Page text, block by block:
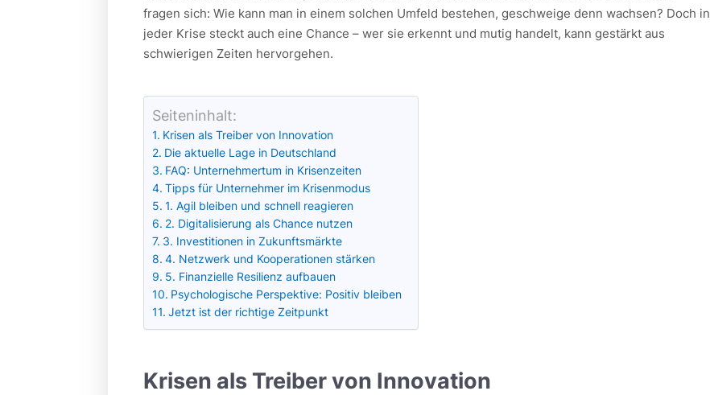
fragen sich: Wie kann man in einem solchen Umfeld bestehen, geschweige denn wachsen? Doch in
jeder Krise steckt auch eine Chance – wer sie erkennt und mutig handelt, kann gestärkt aus
schwierigen Zeiten hervorgehen.
Seiteninhalt:
Krisen als Treiber von Innovation
Die aktuelle Lage in Deutschland
FAQ: Unternehmertum in Krisenzeiten
Tipps für Unternehmer im Krisenmodus
1. Agil bleiben und schnell reagieren
2. Digitalisierung als Chance nutzen
3. Investitionen in Zukunftsmärkte
4. Netzwerk und Kooperationen stärken
5. Finanzielle Resilienz aufbauen
Psychologische Perspektive: Positiv bleiben
Jetzt ist der richtige Zeitpunkt
Krisen als Treiber von Innovation